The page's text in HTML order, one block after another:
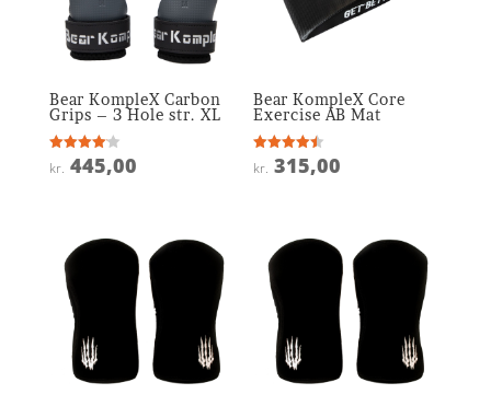
Bear KompleX Carbon
Grips – 3 Hole str. XL
Vurderet
4.1
kr. 445,00
Bear KompleX Core
Exercise AB Mat
Vurderet
4.5
kr. 315,00